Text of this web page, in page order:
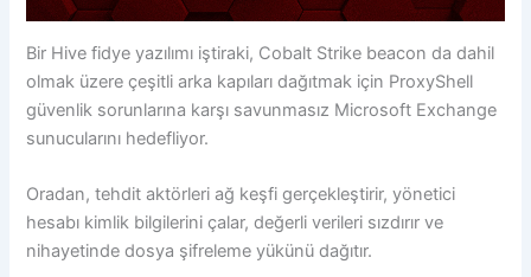
Bir Hive fidye yazılımı iştiraki, Cobalt Strike beacon da dahil
olmak üzere çeşitli arka kapıları dağıtmak için ProxyShell
güvenlik sorunlarına karşı savunmasız Microsoft Exchange
sunucularını hedefliyor.
Oradan, tehdit aktörleri ağ keşfi gerçekleştirir, yönetici
hesabı kimlik bilgilerini çalar, değerli verileri sızdırır ve
nihayetinde dosya şifreleme yükünü dağıtır.